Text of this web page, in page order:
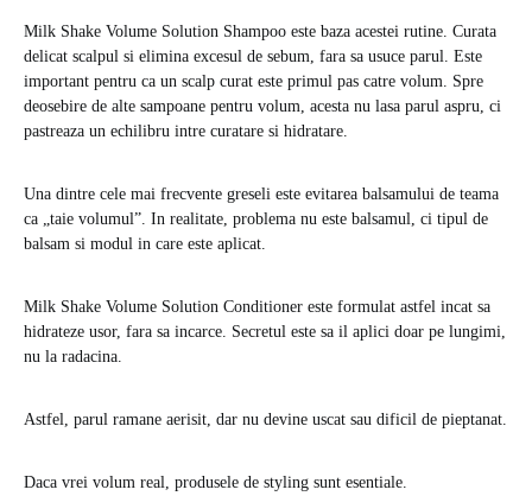
Milk Shake Volume Solution Shampoo este baza acestei rutine. Curata
delicat scalpul si elimina excesul de sebum, fara sa usuce parul. Este
important pentru ca un scalp curat este primul pas catre volum. Spre
deosebire de alte sampoane pentru volum, acesta nu lasa parul aspru, ci
pastreaza un echilibru intre curatare si hidratare.
Una dintre cele mai frecvente greseli este evitarea balsamului de teama
ca „taie volumul”. In realitate, problema nu este balsamul, ci tipul de
balsam si modul in care este aplicat.
Milk Shake Volume Solution Conditioner este formulat astfel incat sa
hidrateze usor, fara sa incarce. Secretul este sa il aplici doar pe lungimi,
nu la radacina.
Astfel, parul ramane aerisit, dar nu devine uscat sau dificil de pieptanat.
Daca vrei volum real, produsele de styling sunt esentiale.